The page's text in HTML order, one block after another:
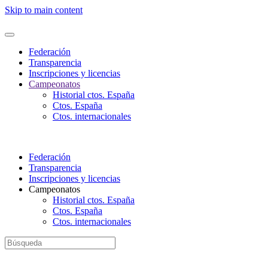
Nota:
este
web
incluye
sistema
accesibilidad.
Skip to main content
Federación
Transparencia
Inscripciones y licencias
Campeonatos
Historial ctos. España
Ctos. España
Ctos. internacionales
Federación
Transparencia
Inscripciones y licencias
Campeonatos
Historial ctos. España
Ctos. España
Ctos. internacionales